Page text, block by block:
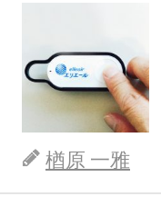
楢原 一雅